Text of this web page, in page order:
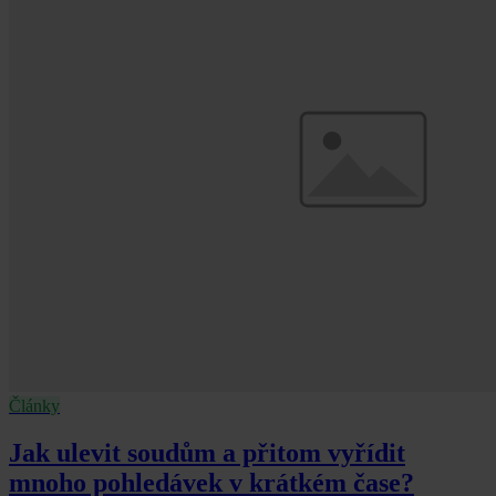
Články
Jak ulevit soudům a přitom vyřídit
mnoho pohledávek v krátkém čase?